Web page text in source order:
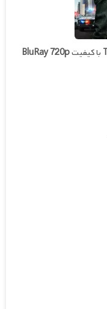
با کیفیتBluRay 720p